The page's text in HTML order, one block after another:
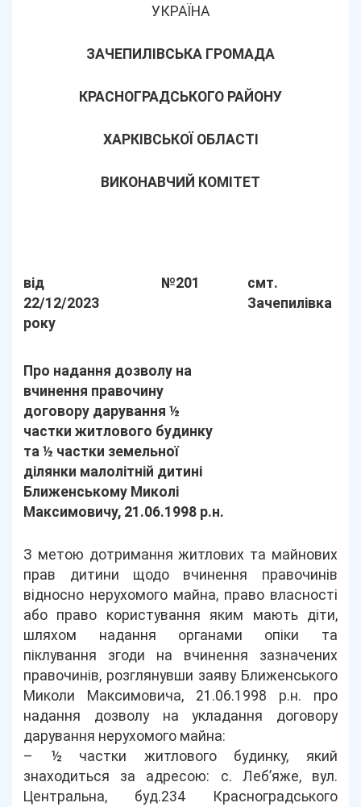
УКРАЇНА
ЗАЧЕПИЛІВСЬКА ГРОМАДА
КРАСНОГРАДСЬКОГО РАЙОНУ
ХАРКІВСЬКОЇ ОБЛАСТІ
ВИКОНАВЧИЙ КОМІТЕТ
від
22/12/2023
року
№201
смт.
Зачепилівка
Про надання дозволу на
вчинення правочину
договору дарування ½
частки житлового будинку
та ½ частки земельної
ділянки малолітній дитині
Ближенському Миколі
Максимовичу, 21.06.1998 р.н.
З метою дотримання житлових та майнових
прав дитини щодо вчинення правочинів
відносно нерухомого майна, право власності
або право користування яким мають діти,
шляхом надання органами опіки та
піклування згоди на вчинення зазначених
правочинів, розглянувши заяву Ближенського
Миколи Максимовича, 21.06.1998 р.н. про
надання дозволу на укладання договору
дарування нерухомого майна:
– ½ частки житлового будинку, який
знаходиться за адресою: с. Леб’яже, вул.
Центральна, буд.234 Красноградського